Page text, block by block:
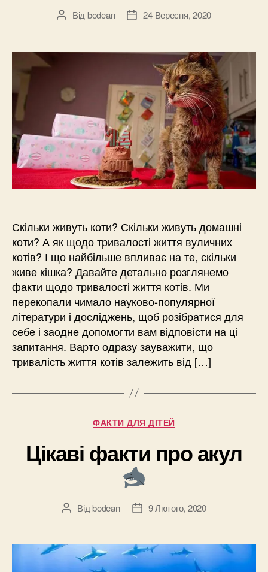
Автор
Від bodean
Дата24 Вересня, 2020
Скільки живуть коти? Скільки живуть домашні
коти? А як щодо тривалості життя вуличних
котів? І що найбільше впливає на те, скільки
живе кішка? Давайте детально розглянемо
факти щодо тривалості життя котів. Ми
перекопали чимало науково-популярної
літератури і досліджень, щоб розібратися для
себе і заодне допомогти вам відповісти на ці
запитання. Варто одразу зауважити, що
тривалість життя котів залежить від […]
Категорії
ФАКТИ ДЛЯ ДІТЕЙ
Цікаві факти про акул
Автор
Відbodean
Дата9 Лютого, 2020